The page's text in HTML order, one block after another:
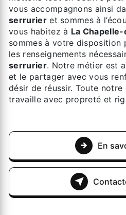
vous accompagnons ainsi
serrurieret sommes à
vous habitez à La
sommes à votre disposition
les renseignements
serrurier. Notre métier est
et le partager avec vous
désir de réussir. Toute
travaille avec propreté et
En